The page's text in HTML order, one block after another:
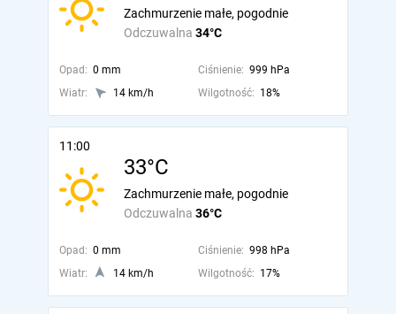
Odczuwalna 34°C
Zachmurzenie małe, pogodnie
Opad: 0 mm Ciśnienie: 999 hPa
Wiatr:
14 km/h Wilgotność: 18%
11:00
33°C
Odczuwalna 36°C
Zachmurzenie małe, pogodnie
Opad: 0 mm Ciśnienie: 998 hPa
Wiatr:
14 km/h Wilgotność: 17%